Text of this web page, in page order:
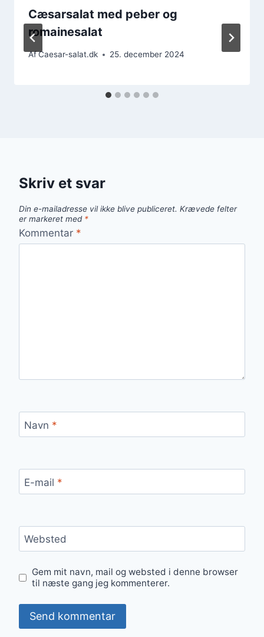
Cæsarsalat med peber og
romainesalat
AfCaesar-salat.dk 25. december 2024
Skriv et svar
Din e-mailadresse vil ikke blive publiceret. Krævede felter
er markeret med *
Kommentar *
Navn *
E-mail *
Websted
Gem mit navn, mail og websted i denne browser
til næste gang jeg kommenterer.